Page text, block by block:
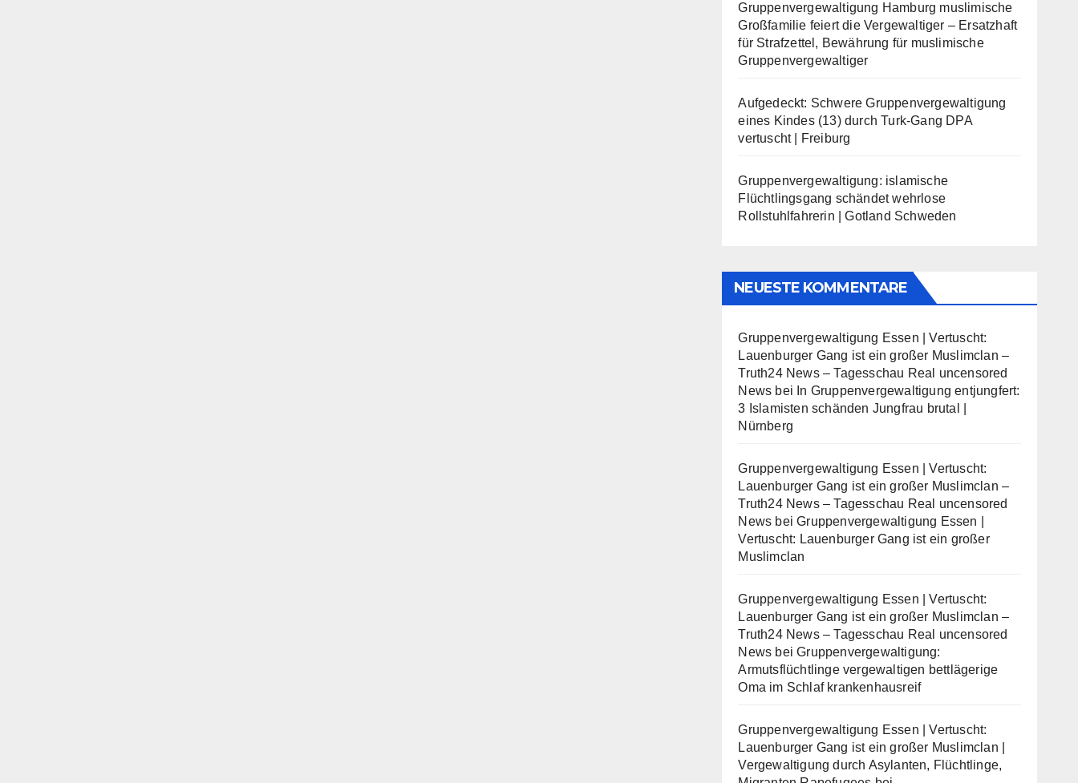
Gruppenvergewaltigung Hamburg muslimische
Großfamilie feiert die Vergewaltiger – Ersatzhaft
für Strafzettel, Bewährung für muslimische
Gruppenvergewaltiger
Aufgedeckt: Schwere Gruppenvergewaltigung
eines Kindes (13) durch Turk-Gang DPA
vertuscht | Freiburg
Gruppenvergewaltigung: islamische
Flüchtlingsgang schändet wehrlose
Rollstuhlfahrerin | Gotland Schweden
NEUESTE KOMMENTARE
Gruppenvergewaltigung Essen | Vertuscht:
Lauenburger Gang ist ein großer Muslimclan –
Truth24 News – Tagesschau Real uncensored
News bei In Gruppenvergewaltigung entjungfert:
3 Islamisten schänden Jungfrau brutal |
Nürnberg
Gruppenvergewaltigung Essen | Vertuscht:
Lauenburger Gang ist ein großer Muslimclan –
Truth24 News – Tagesschau Real uncensored
News beiGruppenvergewaltigung Essen |
Vertuscht: Lauenburger Gang ist ein großer
Muslimclan
Gruppenvergewaltigung Essen | Vertuscht:
Lauenburger Gang ist ein großer Muslimclan –
Truth24 News – Tagesschau Real uncensored
News beiGruppenvergewaltigung:
Armutsflüchtlinge vergewaltigen bettlägerige
Oma im Schlaf krankenhausreif
Gruppenvergewaltigung Essen | Vertuscht:
Lauenburger Gang ist ein großer Muslimclan |
Vergewaltigung durch Asylanten, Flüchtlinge,